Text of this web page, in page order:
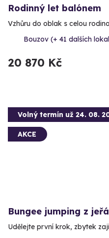
Rodinný let balónem
Vzhůru do oblak s celou
Bouzov (+ 41 dalších
20 870 Kč
Volný termín už 24. 08.
AKCE
Bungee jumping z
Udělejte první krok, zbytek